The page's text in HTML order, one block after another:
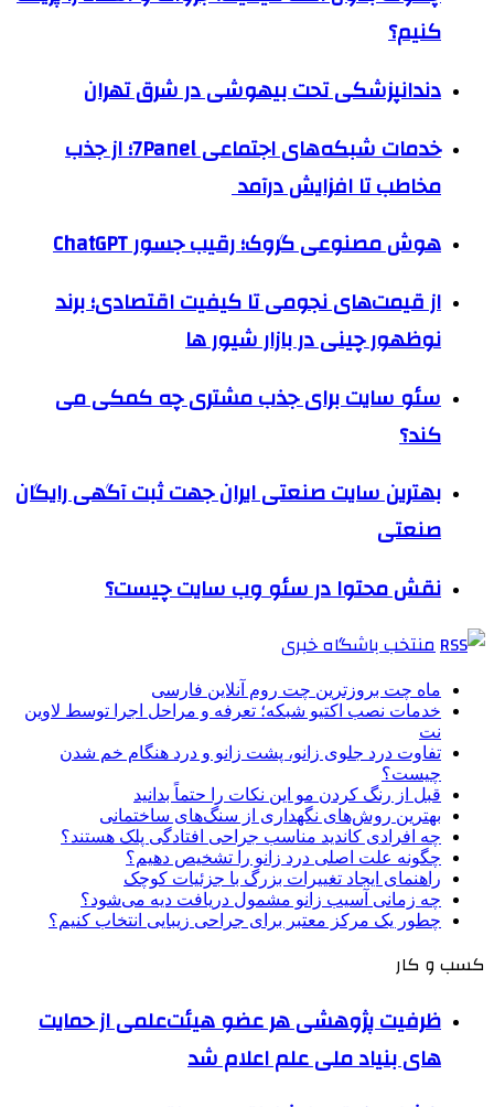
کنیم؟
دندانپزشکی تحت بیهوشی در شرق تهران
خدمات شبکه‌های اجتماعی 7Panel؛ از جذب
مخاطب تا افزایش درآمد
هوش مصنوعی گروک؛ رقیب جسور ChatGPT
از قیمت‌های نجومی تا کیفیت اقتصادی؛ برند
نوظهور چینی در بازار شیور ها
سئو سایت برای جذب مشتری چه کمکی می
کند؟
بهترین ‌سایت صنعتی ایران جهت ثبت آگهی رایگان
صنعتی
نقش محتوا در سئو وب سایت چیست؟
منتخب باشگاه خبری
ماه چت بروزترین چت روم آنلاین فارسی
خدمات نصب اکتیو شبکه؛ تعرفه و مراحل اجرا توسط لاوین
نت
تفاوت درد جلوی زانو، پشت زانو و درد هنگام خم شدن
چیست؟
قبل از رنگ کردن مو این نکات را حتماً بدانید
بهترین روش‌های نگهداری از سنگ‌های ساختمانی
چه افرادی کاندید مناسب جراحی افتادگی پلک هستند؟
چگونه علت اصلی درد زانو را تشخیص دهیم؟
راهنمای ایجاد تغییرات بزرگ با جزئیات کوچک
چه زمانی آسیب زانو مشمول دریافت دیه می‌شود؟
چطور یک مرکز معتبر برای جراحی زیبایی انتخاب کنیم؟
کسب و کار
ظرفیت پژوهشی هر عضو هیئت‌علمی از حمایت
های بنیاد ملی علم اعلام شد